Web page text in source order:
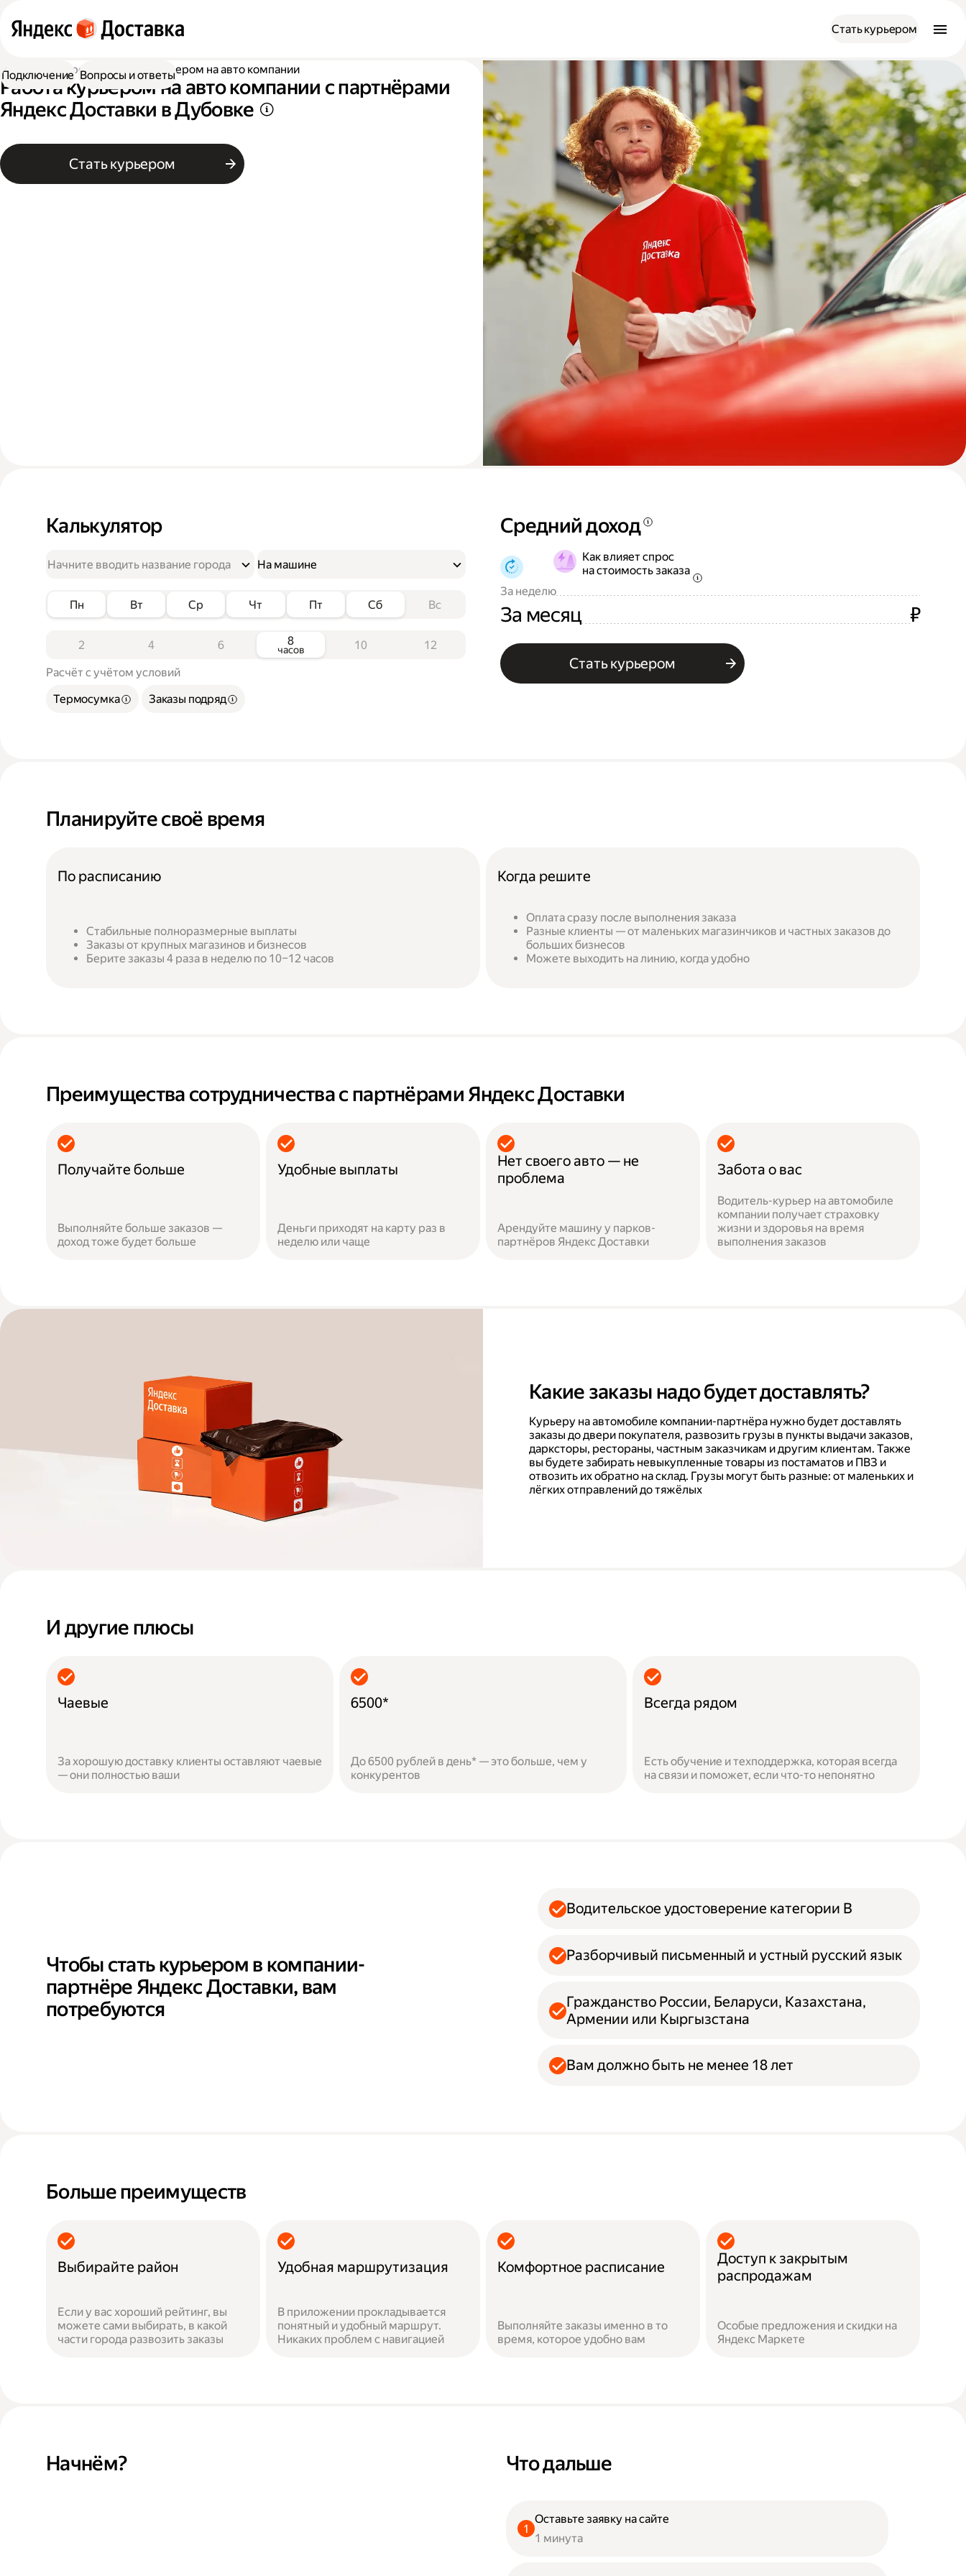
Стать курьером
Работа курьером Работа курьером на авто компании
Работа курьером на авто компании с партнёрами
Яндекс Доставки в Дубовке
Стать курьером
Подключение Вопросы и ответы
Калькулятор
На машине
Пн Вт Ср Чт Пт Сб Вс
2 4 6 8
часов 10 12
Расчёт с учётом условий
Термосумка
Заказы подряд
Средний доход
Как влияет спрос
на стоимость заказа
За неделю
За месяц ₽
Стать курьером
Планируйте своё время
По расписанию
Стабильные полноразмерные выплаты
Заказы от крупных магазинов и бизнесов
Берите заказы 4 раза в неделю по 10–12 часов
Когда решите
Оплата сразу после выполнения заказа
Разные клиенты — от маленьких магазинчиков и частных заказов до
больших бизнесов
Можете выходить на линию, когда удобно
Преимущества сотрудничества с партнёрами Яндекс Доставки
Получайте больше
Выполняйте больше заказов —
доход тоже будет больше
Удобные выплаты
Деньги приходят на карту раз в
неделю или чаще
Нет своего авто — не
проблема
Арендуйте машину у парков-
партнёров Яндекс Доставки
Забота о вас
Водитель-курьер на автомобиле
компании получает страховку
жизни и здоровья на время
выполнения заказов
Какие заказы надо будет доставлять?
Курьеру на автомобиле компании-партнёра нужно будет доставлять
заказы до двери покупателя, развозить грузы в пункты выдачи заказов,
дарксторы, рестораны, частным заказчикам и другим клиентам. Также
вы будете забирать невыкупленные товары из постаматов и ПВЗ и
отвозить их обратно на склад. Грузы могут быть разные: от маленьких и
лёгких отправлений до тяжёлых
И другие плюсы
Чаевые
За хорошую доставку клиенты оставляют чаевые
— они полностью ваши
6500*
До 6500 рублей в день* — это больше, чем у
конкурентов
Всегда рядом
Есть обучение и техподдержка, которая всегда
на связи и поможет, если что-то непонятно
Чтобы стать курьером в компании-
партнёре Яндекс Доставки, вам
потребуются
Водительское удостоверение категории B
Разборчивый письменный и устный русский язык
Гражданство России, Беларуси, Казахстана,
Армении или Кыргызстана
Вам должно быть не менее 18 лет
Больше преимуществ
Выбирайте район
Если у вас хороший рейтинг, вы
можете сами выбирать, в какой
части города развозить заказы
Удобная маршрутизация
В приложении прокладывается
понятный и удобный маршрут.
Никаких проблем с навигацией
Комфортное расписание
Выполняйте заказы именно в то
время, которое удобно вам
Доступ к закрытым
распродажам
Особые предложения и скидки на
Яндекс Маркете
Начнём? Что дальше
Оставьте заявку на сайте
1 минута